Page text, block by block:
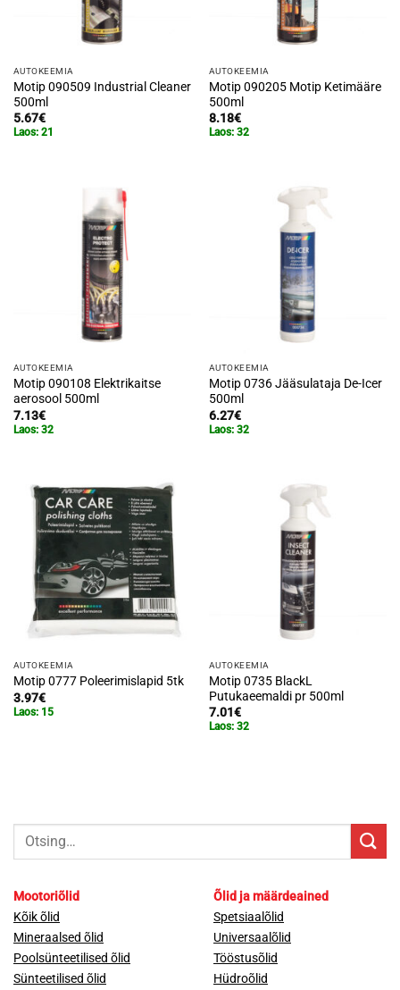
AUTOKEEMIA
Motip 090509 Industrial Cleaner
500ml
5.67€
Laos: 21
AUTOKEEMIA
Motip 090205 Motip Ketimääre
500ml
8.18€
Laos: 32
AUTOKEEMIA
Motip 090108 Elektrikaitse
aerosool 500ml
7.13€
Laos: 32
AUTOKEEMIA
Motip 0736 Jääsulataja De-Icer
500ml
6.27€
Laos: 32
AUTOKEEMIA
Motip 0777 Poleerimislapid 5tk
3.97€
Laos: 15
AUTOKEEMIA
Motip 0735 BlackL
Putukaeemaldi pr 500ml
7.01€
Laos: 32
Otsi:
Mootoriõlid
Kõik õlid
Mineraalsed õlid
Poolsünteetilised õlid
Sünteetilised õlid
Õlid ja määrdeained
Spetsiaalõlid
Universaalõlid
Tööstusõlid
Hüdroõlid